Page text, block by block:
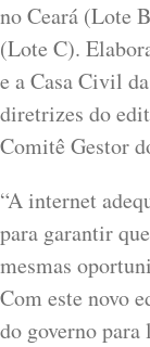
no Ceará (Lote
(Lote C).
e a Casa Civil
diretrizes do
Comitê Gestor
“A internet
para garantir
mesmas
Com este novo
do governo